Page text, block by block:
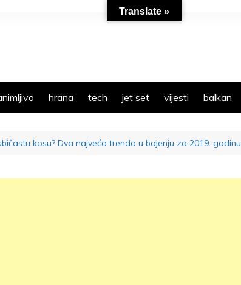
hrana tech jet set vijesti balkan
kosu? Dva najveća trenda u bojenju za 2019. godinu
Translate »